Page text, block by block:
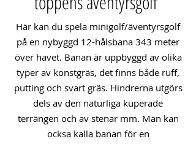
Här kan du spela minigolf/äventyrsgolf
på en nybyggd 12-hålsbana 343 meter
över havet. Banan är uppbyggd av olika
typer av konstgräs, det finns både ruff,
putting och svart gräs. Hindrerna utgörs
dels av den naturliga kuperade
terrängen och av stenar mm. Man kan
ocksa kalla banan för en